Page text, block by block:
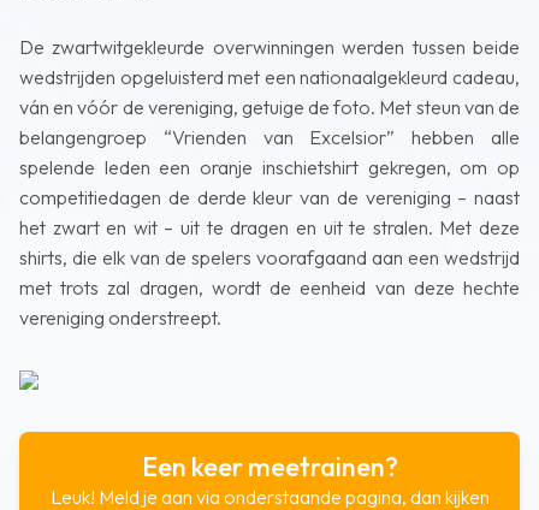
De zwartwitgekleurde overwinningen werden tussen beide
wedstrijden opgeluisterd met een nationaalgekleurd cadeau,
ván en vóór de vereniging, getuige de foto. Met steun van de
belangengroep “Vrienden van Excelsior” hebben alle
spelende leden een oranje inschietshirt gekregen, om op
competitiedagen de derde kleur van de vereniging – naast
het zwart en wit – uit te dragen en uit te stralen. Met deze
shirts, die elk van de spelers voorafgaand aan een wedstrijd
met trots zal dragen, wordt de eenheid van deze hechte
vereniging onderstreept.
Een keer meetrainen?
Leuk! Meld je aan via onderstaande pagina, dan kijken